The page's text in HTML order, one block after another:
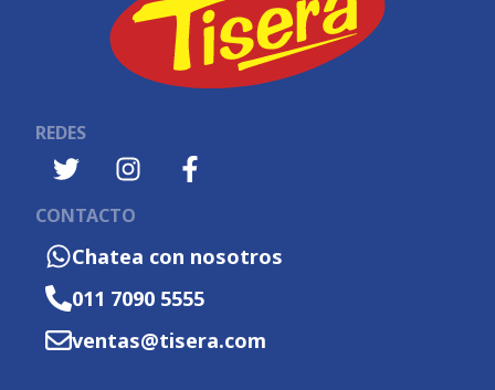
REDES
CONTACTO
Chatea con nosotros
011 7090 5555
ventas@tisera.com